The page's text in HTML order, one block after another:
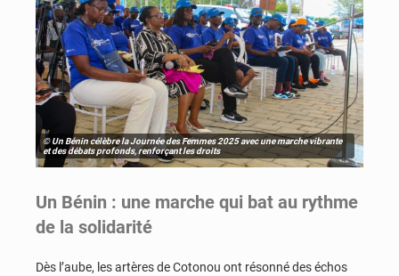
© Un Bénin célèbre la Journée des Femmes 2025 avec une marche vibrante
et des débats profonds, renforçant les droits
Un Bénin : une marche qui bat au rythme
de la solidarité
Dès l’aube, les artères de Cotonou ont résonné des échos